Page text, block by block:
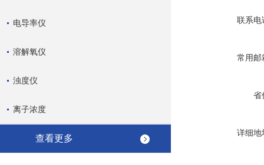
电导率仪
溶解氧仪
浊度仪
离子浓度
查看更多
联系电
常用邮
省
详细地